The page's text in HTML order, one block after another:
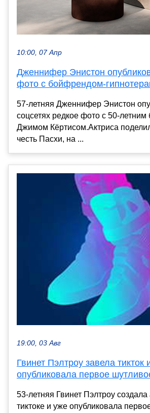
10:00, 07 Апр
Дженнифер Энистон
фото с бойфрендом-
57-летняя Дженнифер Энистон
соцсетях редкое фото с 50-
Джимом Кёртисом.Актриса
честь Пасхи, на ...
19:00, 03 Авг
Гвинет Пэлтроу завела тикток
опубликовала первое
53-летняя Гвинет Пэлтроу создала
тиктоке и уже опубликовала